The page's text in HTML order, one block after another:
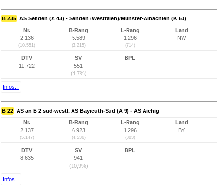
B 235 AS Senden (A 43) - Senden (Westfalen)/Münster-Albachten (K 60)
Nr.
2.136
(10.551)
B-Rang
5.589
(3.215)
L-Rang
1.296
(714)
Land
NW
DTV
11.722
SV
551
(4,7%)
BPL
Infos...
B 22 AS an B 2 süd-westl. AS Bayreuth-Süd (A 9) - AS Aichig
Nr.
2.137
(5.147)
B-Rang
6.923
(4.536)
L-Rang
1.296
(883)
Land
BY
DTV
8.635
SV
941
(10,9%)
BPL
Infos...